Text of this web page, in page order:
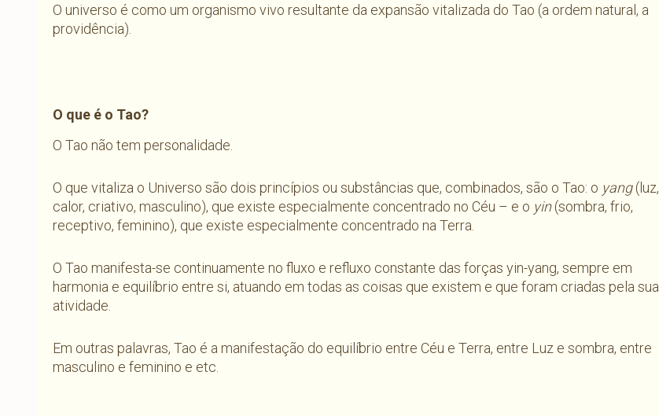
O universo é como um organismo vivo resultante da expansão vitalizada do Tao (a ordem natural, a
providência).
O que é o Tao?
O Tao não tem personalidade.
O que vitaliza o Universo são dois princípios ou substâncias que, combinados, são o Tao: o yang(luz,
calor, criativo, masculino), que existe especialmente concentrado no Céu – e o yin(sombra, frio,
receptivo, feminino), que existe especialmente concentrado na Terra.
O Tao manifesta-se continuamente no fluxo e refluxo constante das forças yin-yang, sempre em
harmonia e equilíbrio entre si, atuando em todas as coisas que existem e que foram criadas pela sua
atividade.
Em outras palavras, Tao é a manifestação do equilíbrio entre Céu e Terra, entre Luz e sombra, entre
masculino e feminino e etc.